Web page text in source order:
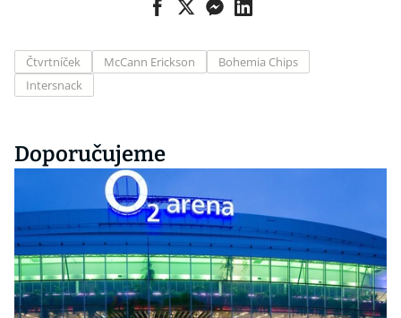
Čtvrtníček McCann Erickson
Bohemia Chips
Intersnack
Doporučujeme